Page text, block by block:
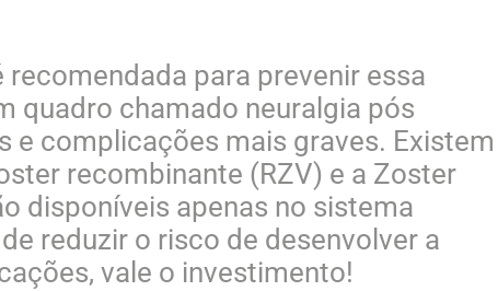
para prevenir essa
quadro chamado neuralgia pós
e complicações mais graves. Existem
recombinante (RZV) e a Zoster
disponíveis apenas no sistema
reduzir o risco de desenvolver a
vale o investimento!